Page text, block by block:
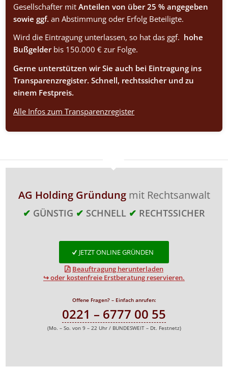
Gesellschafter mitAnteilen von über 25 % angegeben
sowie ggf.an Abstimmung oder Erfolg Beteiligte.
Wird die Eintragung unterlassen, so hat das ggf. hohe
Bußgelderbis 150.000 € zur Folge.
Gerne unterstützen wir Sie auch bei Eintragung ins
Transparenzregister. Schnell, rechtssicher und zu
einem Festpreis.
Alle Infos zum Transparenzregister
AG Holding Gründungmit Rechtsanwalt
✔ GÜNSTIG ✔ SCHNELL ✔ RECHTSSICHER
JETZT ONLINE GRÜNDEN
Beauftragung herunterladen
↪ oder kostenfreie Erstberatung reservieren.
Offene Fragen? – Einfach anrufen:
0221 – 6777 00 55
(Mo. – So. von 9 – 22 Uhr / BUNDESWEIT – Dt. Festnetz)